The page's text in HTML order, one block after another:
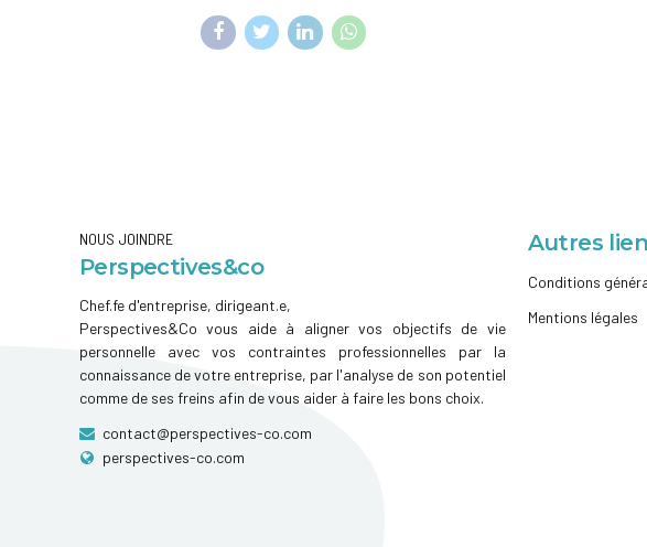
NOUS JOINDRE
Perspectives&co
Chef.fe d'entreprise, dirigeant.e,
Perspectives&Co vous aide à aligner vos objectifs de vie
personnelle avec vos contraintes professionnelles par la
connaissance de votre entreprise, par l'analyse de son potentiel
comme de ses freins afin de vous aider à faire les bons choix.
contact@perspectives-co.com
perspectives-co.com
Autres
Conditions
Mentions légales